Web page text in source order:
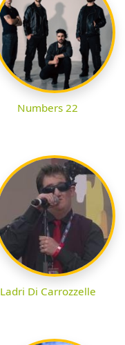
Numbers 22
Ladri Di Carrozzelle